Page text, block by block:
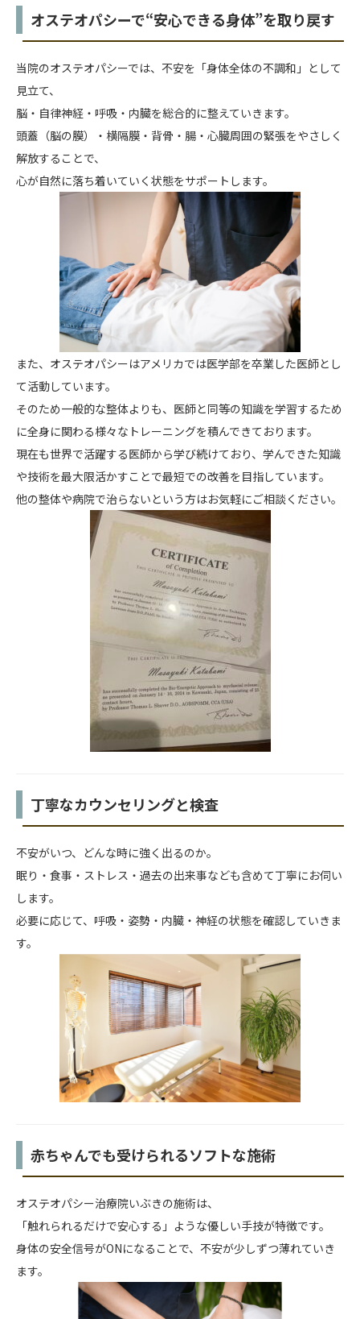
オステオパシーで“安心できる身体”を取り戻す
当院のオステオパシーでは、不安を「身体全体の不調和」として
見立て、
脳・自律神経・呼吸・内臓を総合的に整えていきます。
頭蓋（脳の膜）・横隔膜・背骨・腸・心臓周囲の緊張をやさしく
解放することで、
心が自然に落ち着いていく状態をサポートします。
また、オステオパシーはアメリカでは医学部を卒業した医師とし
て活動しています。
そのため一般的な整体よりも、医師と同等の知識を学習するため
に全身に関わる様々なトレーニングを積んできております。
現在も世界で活躍する医師から学び続けており、学んできた知識
や技術を最大限活かすことで最短での改善を目指しています。
他の整体や病院で治らないという方はお気軽にご相談ください。
丁寧なカウンセリングと検査
不安がいつ、どんな時に強く出るのか。
眠り・食事・ストレス・過去の出来事なども含めて丁寧にお伺い
します。
必要に応じて、呼吸・姿勢・内臓・神経の状態を確認していきま
す。
赤ちゃんでも受けられるソフトな施術
オステオパシー治療院いぶきの施術は、
「触れられるだけで安心する」ような優しい手技が特徴です。
身体の安全信号がONになることで、不安が少しずつ薄れていき
ます。